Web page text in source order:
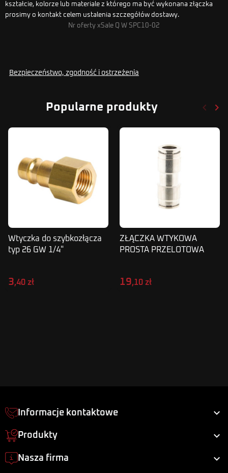
kształcie, kolorze lub materiale z którego ma być wykonana złączka
prosimy o kontakt celem ustalenia szczegółów dostawy.
Nr oferty xSale Q W SPC10-02
Bezpieczeństwo, zgodność i ostrzeżenia
Popularne produkty keyboard_arrow_left keyboard_arrow_right
Wtyczka do szybkozłącza
typ 26 GW 1/4"
3,40 zł
ZŁĄCZKA WTYKOWA
PROSTA PRZELOTOWA
19,10 zł
Informacje kontaktowe 
Produkty 
Nasza firma 